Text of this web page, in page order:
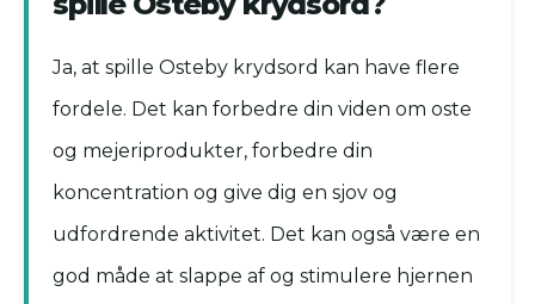
Ja, at spille Osteby krydsord kan have flere
fordele. Det kan forbedre din viden om oste
og mejeriprodukter, forbedre din
koncentration og give dig en sjov og
udfordrende aktivitet. Det kan også være en
god måde at slappe af og stimulere hjernen